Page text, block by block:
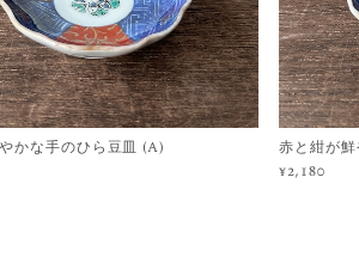
かな手のひら豆皿 (A)
赤と紺が
¥2,180